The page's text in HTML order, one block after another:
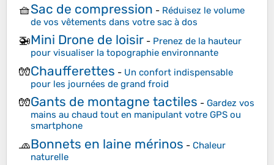
🧺Sac de compression - Réduisez le volume
de vos vêtements dans votre sac à dos
🚁Mini Drone de loisir - Prenez de la hauteur
pour visualiser la topographie environnante
🧤Chaufferettes - Un confort indispensable
pour les journées de grand froid
🧤Gants de montagne tactiles - Gardez vos
mains au chaud tout en manipulant votre GPS ou
smartphone
🧢Bonnets en laine mérinos - Chaleur
naturelle